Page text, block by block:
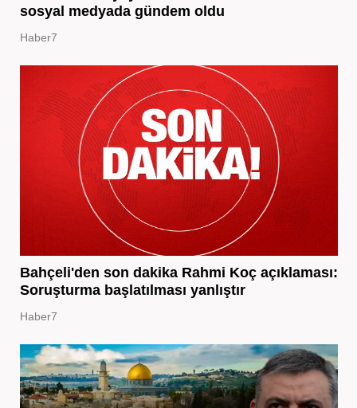
sosyal medyada gündem oldu
Haber7
Bahçeli'den son dakika Rahmi Koç açıklaması:
Soruşturma başlatılması yanlıştır
Haber7